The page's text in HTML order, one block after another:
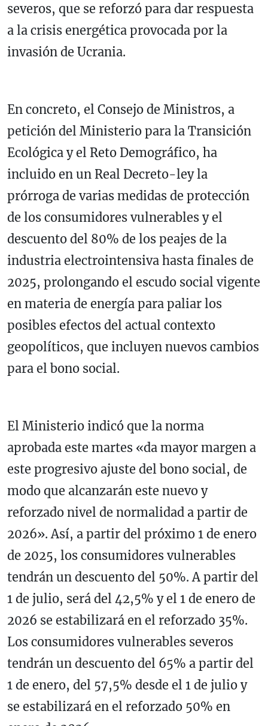
severos, que se reforzó para dar respuesta
a la crisis energética provocada por la
invasión de Ucrania.
En concreto, el Consejo de Ministros, a
petición del Ministerio para la Transición
Ecológica y el Reto Demográfico, ha
incluido en un Real Decreto-ley la
prórroga de varias medidas de protección
de los consumidores vulnerables y el
descuento del 80% de los peajes de la
industria electrointensiva hasta finales de
2025, prolongando el escudo social vigente
en materia de energía para paliar los
posibles efectos del actual contexto
geopolíticos, que incluyen nuevos cambios
para el bono social.
El Ministerio indicó que la norma
aprobada este martes «da mayor margen a
este progresivo ajuste del bono social, de
modo que alcanzarán este nuevo y
reforzado nivel de normalidad a partir de
2026». Así, a partir del próximo 1 de enero
de 2025, los consumidores vulnerables
tendrán un descuento del 50%. A partir del
1 de julio, será del 42,5% y el 1 de enero de
2026 se estabilizará en el reforzado 35%.
Los consumidores vulnerables severos
tendrán un descuento del 65% a partir del
1 de enero, del 57,5% desde el 1 de julio y
se estabilizará en el reforzado 50% en